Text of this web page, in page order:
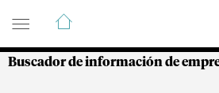
Guía de Empresas
Buscador de información de